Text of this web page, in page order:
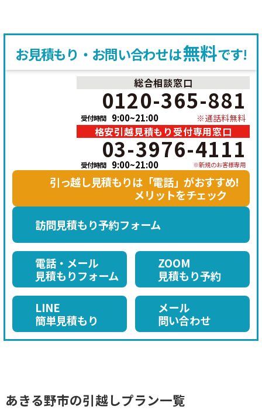
お見積もり・お問い合わせは無料です!
を
か
け
る
総合相談窓口
0120-365-881
受付時間 9:00~21:00 ※通話料無料
を
か
け
る
格安引越見積もり受付専用窓口
03-3976-4111
受付時間 9:00~21:00 ※新規のお客様専用
引っ越し見積もりは「電話」がおすすめ!
メリットをチェック
訪問見積もり予約フォーム
電話・メール
見積もりフォーム
ZOOM
見積もり予約
LINE
簡単見積もり
メール
問い合わせ
あきる野市の引越しプラン一覧